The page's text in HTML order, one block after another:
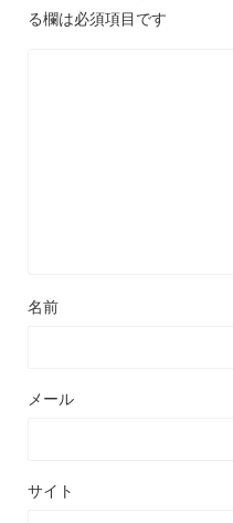
る欄は必須項目です
名前
メール
サイト